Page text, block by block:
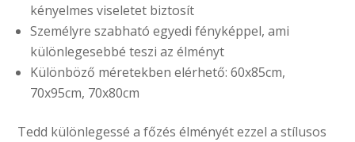
kényelmes viseletet biztosít
Személyre szabható egyedi fényképpel, ami
különlegesebbé teszi az élményt
Különböző méretekben elérhető: 60x85cm,
70x95cm, 70x80cm
Tedd különlegessé a főzés élményét ezzel a stílusos